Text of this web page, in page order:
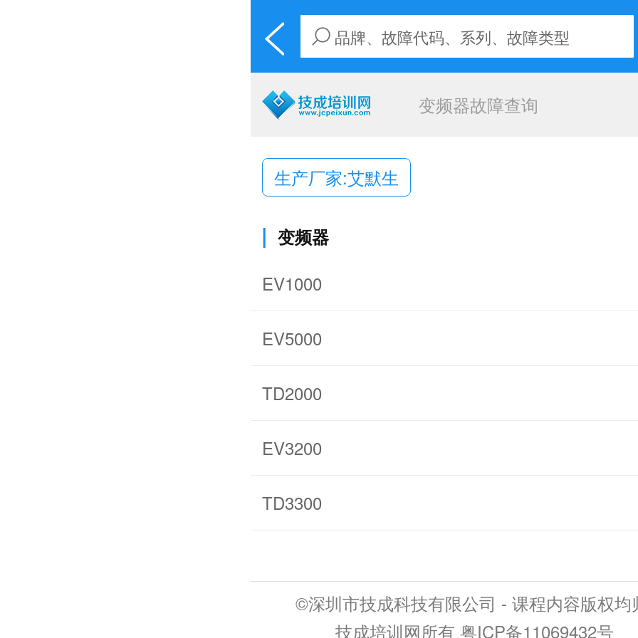
变频器故障查询
生产厂家:艾默生
| 变频器
EV1000
EV5000
TD2000
EV3200
TD3300
©深圳市技成科技有限公司 - 课程内容版权
技成培训网所有 粤ICP备11069432号